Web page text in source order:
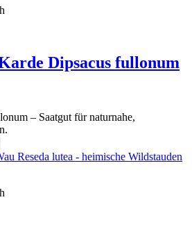
Dipsacus fullonum
– Saatgut für naturnahe,